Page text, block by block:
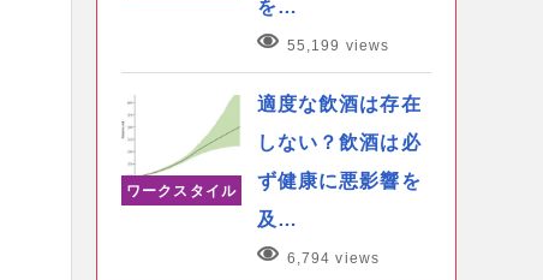
を…
55,199 views
ワークスタイル
適度な飲酒は存在
しない？飲酒は必
ず健康に悪影響を
及…
6,794 views